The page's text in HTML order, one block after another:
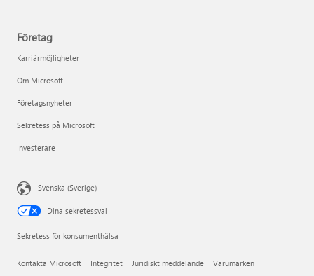
Företag
Karriärmöjligheter
Om Microsoft
Företagsnyheter
Sekretess på Microsoft
Investerare
Svenska (Sverige)
Dina sekretessval
Sekretess för konsumenthälsa
Kontakta Microsoft Integritet Juridiskt meddelande Varumärken